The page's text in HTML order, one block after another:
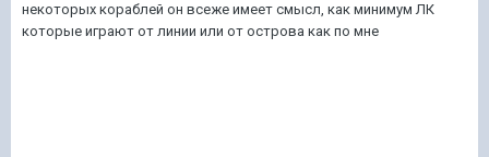
некоторых кораблей он всеже имеет смысл, как минимум ЛК
которые играют от линии или от острова как по мне